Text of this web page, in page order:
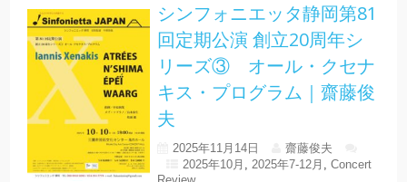
シンフォニエッタ静岡第81
回定期公演 創立20周年シ
リーズ③ オール・クセナ
キス・プログラム｜齋藤俊
夫
2025年11月14日
齋藤俊夫
2025年10月 , 2025年7-12月 , Concert